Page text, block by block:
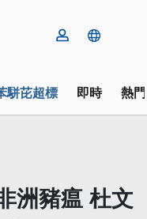
駢芘超標 即時 熱
洲豬瘟 杜文